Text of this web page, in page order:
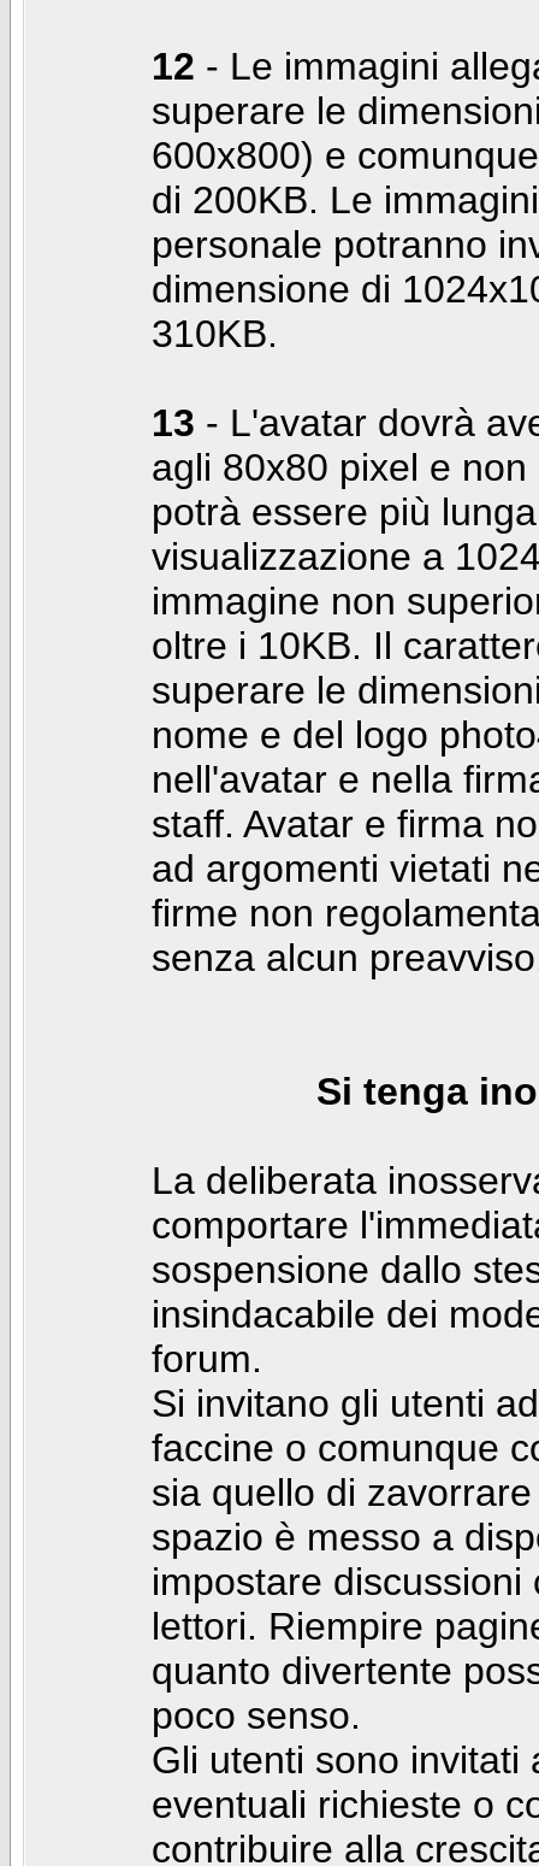
12 - Le immagini
superare le
600x800) e
di 200KB. Le
personale potranno
dimensione di
310KB.
13 - L'avatar dovrà
agli 80x80 pixel e
potrà essere più
visualizzazione a
immagine non
oltre i 10KB. Il
superare le
nome e del logo
nell'avatar e nella
staff. Avatar e firma
ad argomenti vietati
firme non
senza alcun
Si tenga
La deliberata
comportare
sospensione dallo
insindacabile dei
forum.
Si invitano gli utenti
faccine o comunque
sia quello di
spazio è messo a
impostare
lettori. Riempire
quanto divertente
poco senso.
Gli utenti sono invitati
eventuali richieste o
contribuire alla